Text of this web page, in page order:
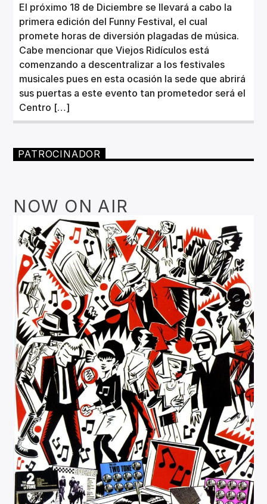
El próximo 18 de Diciembre se llevará a cabo la
primera edición del Funny Festival, el cual
promete horas de diversión plagadas de música.
Cabe mencionar que Viejos Ridículos está
comenzando a descentralizar a los festivales
musicales pues en esta ocasión la sede que abrirá
sus puertas a este evento tan prometedor será el
Centro […]
PATROCINADOR
NOW ON AIR